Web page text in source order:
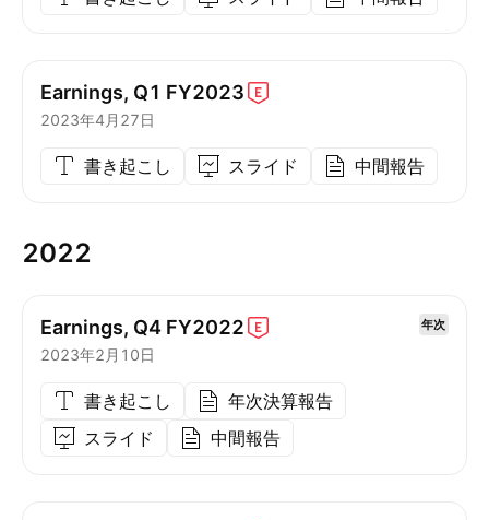
Earnings, Q1 FY2023
2023年4月27日
書き起こし スライド 中間報告
2022
Earnings, Q4 FY2022 年次
2023年2月10日
書き起こし
年次決算報告
スライド
中間報告